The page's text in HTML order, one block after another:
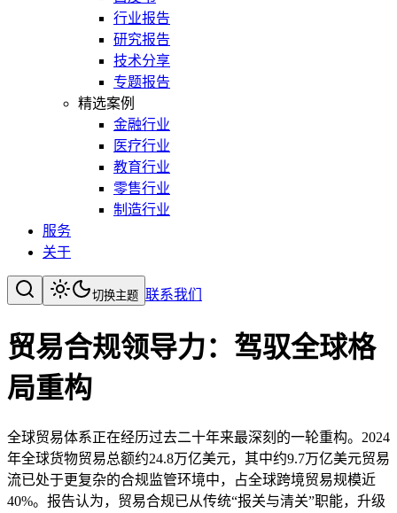
行业报告
研究报告
技术分享
专题报告
精选案例
金融行业
医疗行业
教育行业
零售行业
制造行业
服务
关于
切换主题 联系我们
贸易合规领导力：驾驭全球格
局重构
全球贸易体系正在经历过去二十年来最深刻的一轮重构。2024
年全球货物贸易总额约24.8万亿美元，其中约9.7万亿美元贸易
流已处于更复杂的合规监管环境中，占全球跨境贸易规模近
40%。报告认为，贸易合规已从传统“报关与清关”职能，升级